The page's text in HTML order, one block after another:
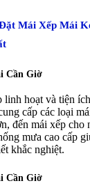
Mái Xếp Mái
Cần Giờ
hoạt và tiện
cấp các loại
đến mái xếp cho
mưa cao cấp
khắc nghiệt.
Cần Giờ